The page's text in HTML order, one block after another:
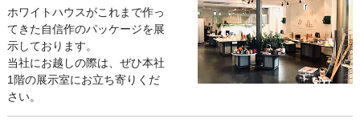
ホワイトハウスがこれまで作っ
てきた自信作のパッケージを展
示しております。
当社にお越しの際は、ぜひ本社
1階の展示室にお立ち寄りくだ
さい。